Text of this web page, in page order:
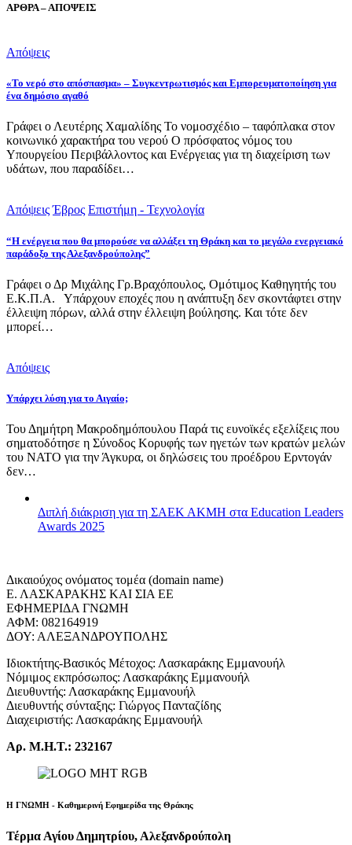
ΑΡΘΡΑ – ΑΠΟΨΕΙΣ
Απόψεις
«Το νερό στο απόσπασμα» – Συγκεντρωτισμός και Εμπορευματοποίηση για
ένα δημόσιο αγαθό
Γράφει ο Λευτέρης Χαμαλίδης Το νομοσχέδιο – ταφόπλακα στον
κοινωνικό χαρακτήρα του νερού Ο πρόσφατος νόμος του
Υπουργείου Περιβάλλοντος και Ενέργειας για τη διαχείριση των
υδάτων, που παραδίδει…
Απόψεις Έβρος Επιστήμη - Τεχνολογία
“Η ενέργεια που θα μπορούσε να αλλάξει τη Θράκη και το μεγάλο ενεργειακό
παράδοξο της Αλεξανδρούπολης”
Γράφει ο Δρ Μιχάλης Γρ.Βραχόπουλος, Ομότιμος Καθηγητής του
Ε.Κ.Π.Α. Υπάρχουν εποχές που η ανάπτυξη δεν σκοντάφτει στην
έλλειψη πόρων, αλλά στην έλλειψη βούλησης. Και τότε δεν
μπορεί…
Απόψεις
Υπάρχει λύση για το Αιγαίο;
Του Δημήτρη Μακροδημόπουλου Παρά τις ευνοϊκές εξελίξεις που
σηματοδότησε η Σύνοδος Κορυφής των ηγετών των κρατών μελών
του ΝΑΤΟ για την Άγκυρα, οι δηλώσεις του προέδρου Ερντογάν
δεν…
Διπλή διάκριση για τη ΣΑΕΚ ΑΚΜΗ στα Education Leaders
Awards 2025
Δικαιούχος ονόματος τομέα (domain name)
Ε. ΛΑΣΚΑΡΑΚΗΣ ΚΑΙ ΣΙΑ ΕΕ
ΕΦΗΜΕΡΙΔΑ ΓΝΩΜΗ
ΑΦΜ: 082164919
ΔΟΥ: ΑΛΕΞΑΝΔΡΟΥΠΟΛΗΣ
Ιδιοκτήτης-Βασικός Μέτοχος: Λασκαράκης Εμμανουήλ
Νόμιμος εκπρόσωπος: Λασκαράκης Εμμανουήλ
Διευθυντής: Λασκαράκης Εμμανουήλ
Διευθυντής σύνταξης: Γιώργος Πανταζίδης
Διαχειριστής: Λασκαράκης Εμμανουήλ
Αρ. Μ.Η.Τ.: 232167
Η ΓΝΩΜΗ - Καθημερινή Εφημερίδα της Θράκης
Τέρμα Αγίου Δημητρίου, Αλεξανδρούπολη